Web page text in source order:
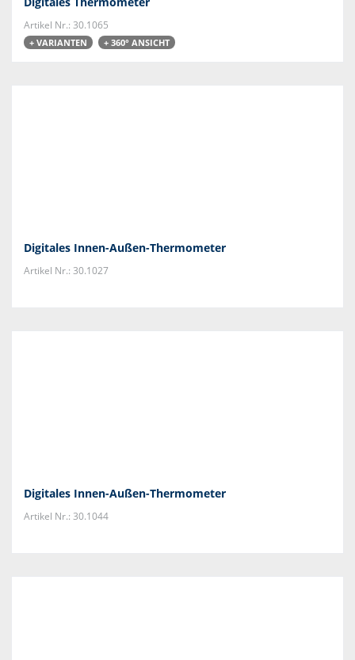
Artikel Nr.: 30.1065
+ VARIANTEN + 360° ANSICHT
Digitales Innen-Außen-Thermometer
Artikel Nr.: 30.1027
Digitales Innen-Außen-Thermometer
Artikel Nr.: 30.1044